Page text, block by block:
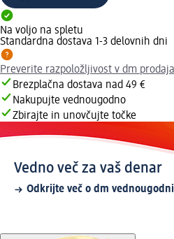
Na voljo na spletu
Standardna dostava 1-3 delovnih dni
Preverite razpoložljivost v dm
Brezplačna dostava nad 49 €
Nakupujte vednougodno
Zbirajte in unovčujte točke
Vedno več za vaš denar
Odkrijte več o dm